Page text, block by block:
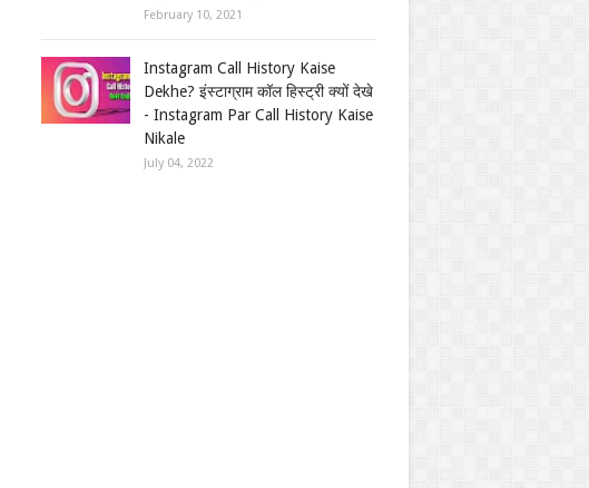
February 10, 2021
Instagram Call History Kaise
Dekhe? इंस्टाग्राम कॉल हिस्ट्री क्यों देखे
- Instagram Par Call History Kaise
Nikale
July 04, 2022